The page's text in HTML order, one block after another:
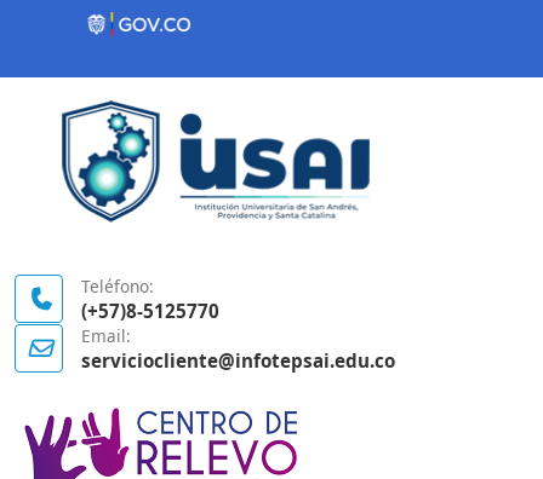
Contenido inicial
Teléfono:
(+57)8-5125770
Email:
serviciocliente@infotepsai.edu.co